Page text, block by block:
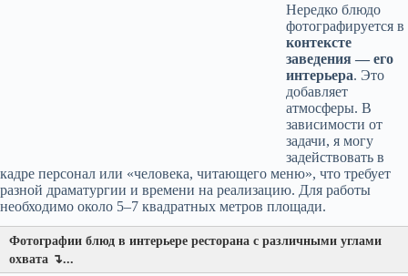
Нередко блюдо
фотографируется в
контексте
заведения — его
интерьера. Это
добавляет
атмосферы. В
зависимости от
задачи, я могу
задействовать в
кадре персонал или «человека, читающего меню», что требует
разной драматургии и времени на реализацию. Для работы
необходимо около 5–7 квадратных метров площади.
Фотографии блюд в интерьере ресторана с различными углами
охвата ↴...